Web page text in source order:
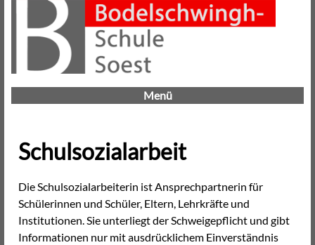
Menü
Schulsozialarbeit
Die Schulsozialarbeiterin ist Ansprechpartnerin für
Schülerinnen und Schüler, Eltern, Lehrkräfte und
Institutionen. Sie unterliegt der Schweigepflicht und gibt
Informationen nur mit ausdrücklichem Einverständnis